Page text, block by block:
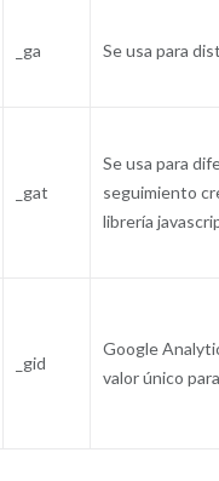
_ga Se usa para
_gat
Se usa para
seguimiento
librería
_gid
Google
valor único